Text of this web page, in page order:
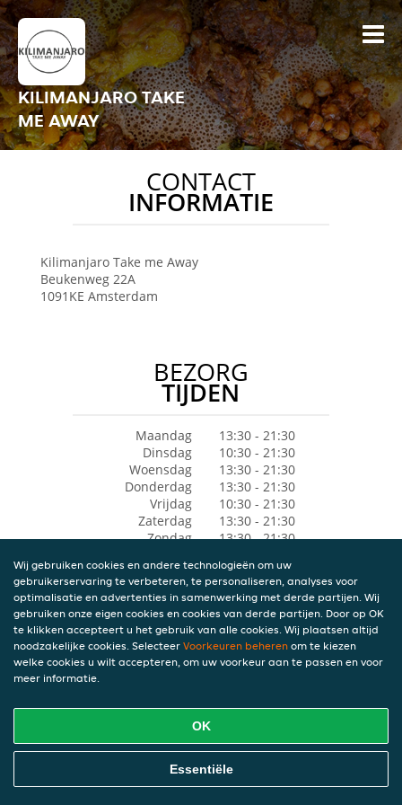
KILIMANJARO TAKE
ME AWAY
CONTACT
INFORMATIE
Kilimanjaro Take me Away
Beukenweg 22A
1091KE Amsterdam
BEZORG
TIJDEN
Maandag
13:30 - 21:30
Dinsdag
10:30 - 21:30
Woensdag
13:30 - 21:30
Donderdag
13:30 - 21:30
Vrijdag
10:30 - 21:30
Zaterdag
13:30 - 21:30
Zondag
13:30 - 21:30
Wij gebruiken cookies en andere technologieën om uw
gebruikerservaring te verbeteren, te personaliseren, analyses voor
optimalisatie en advertenties in samenwerking met derde partijen. Wij
gebruiken onze eigen cookies en cookies van derde partijen. Door op OK
te klikken accepteert u het gebruik van alle cookies. Wij plaatsen altijd
noodzakelijke cookies. Selecteer Voorkeuren beheren om te kiezen
welke cookies u wilt accepteren, om uw voorkeur aan te passen en voor
meer informatie.
OK
Essentiële